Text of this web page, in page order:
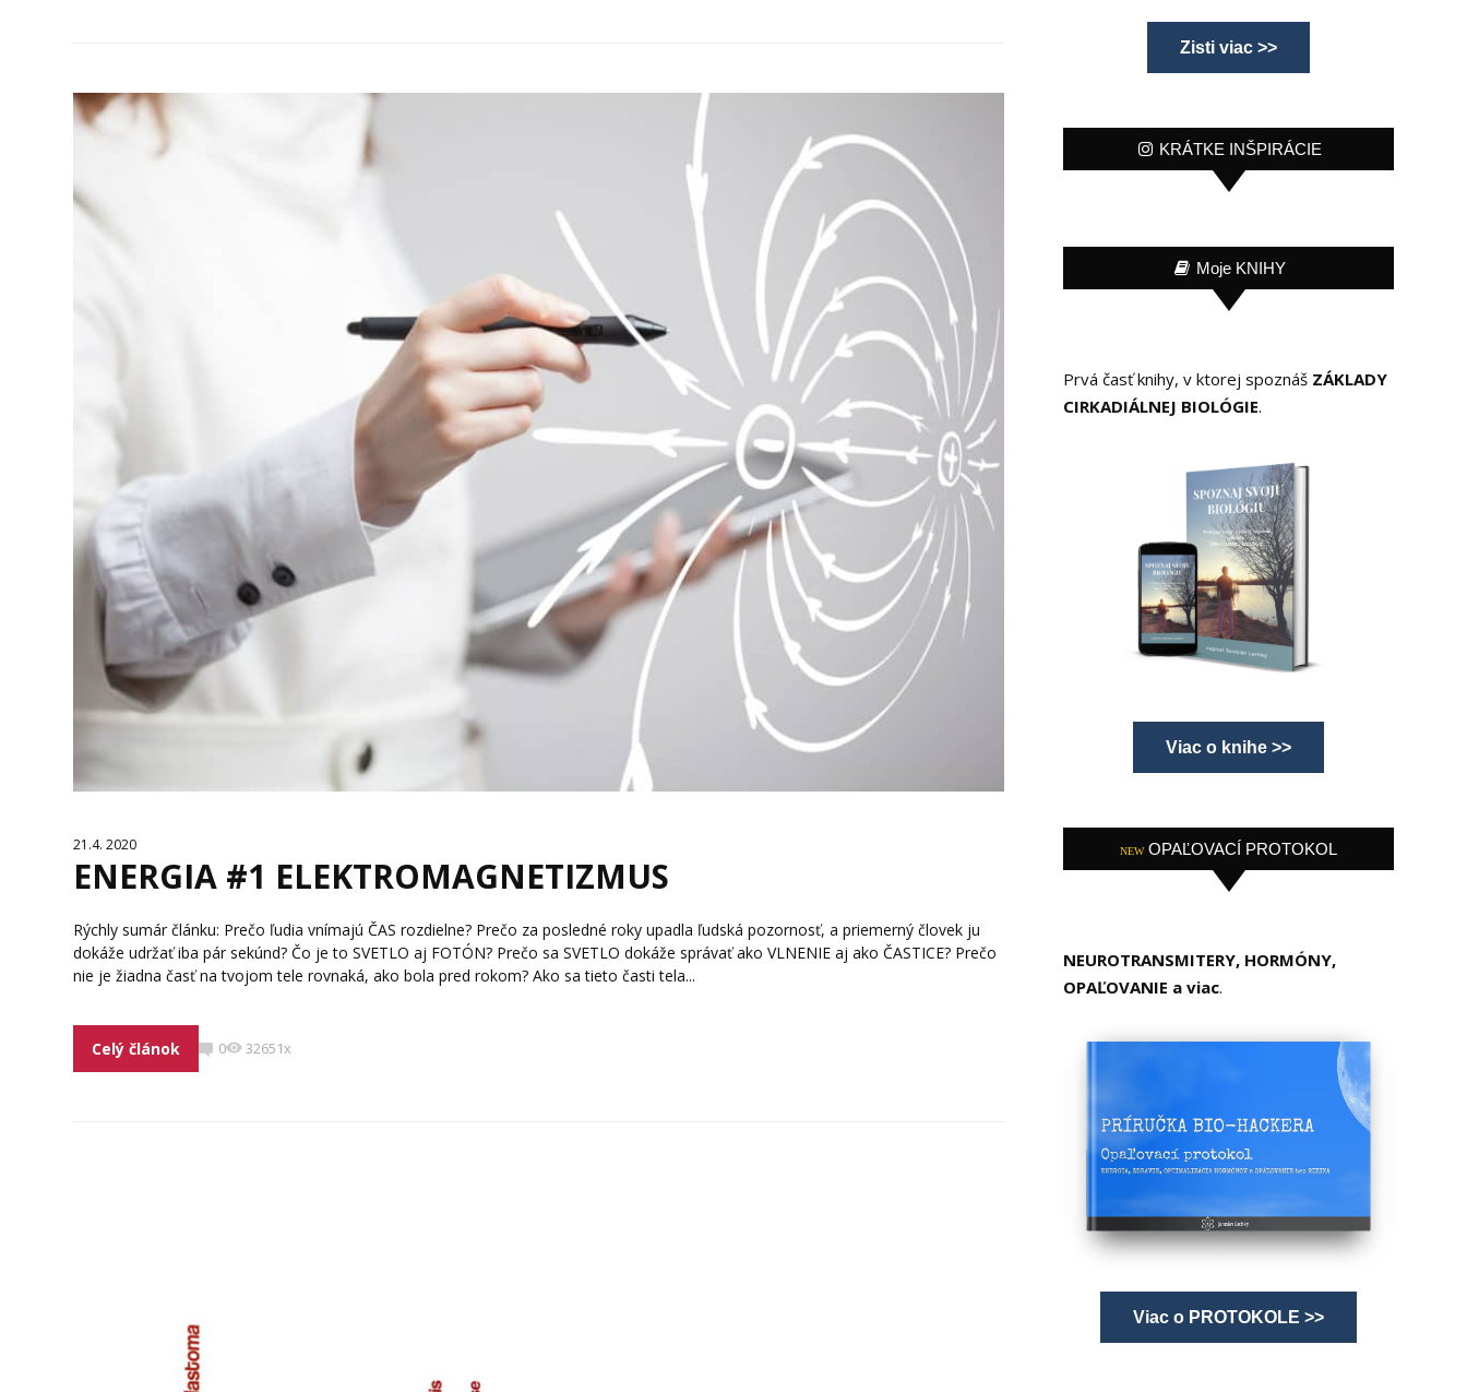
21.4. 2020
ENERGIA #1 ELEKTROMAGNETIZMUS
Rýchly sumár článku: Prečo ľudia vnímajú ČAS rozdielne? Prečo za posledné roky upadla ľudská pozornosť, a priemerný človek ju
dokáže udržať iba pár sekúnd? Čo je to SVETLO aj FOTÓN? Prečo sa SVETLO dokáže správať ako VLNENIE aj ako ČASTICE? Prečo
nie je žiadna časť na tvojom tele rovnaká, ako bola pred rokom? Ako sa tieto časti tela...
Celý článok 0 32651x
Zisti viac >>
KRÁTKE INŠPIRÁCIE
Moje KNIHY
Prvá časť knihy, v ktorej spoznáš ZÁKLADY
CIRKADIÁLNEJ BIOLÓGIE.
Viac o knihe >>
NEW OPAĽOVACÍ PROTOKOL
NEUROTRANSMITERY, HORMÓNY,
OPAĽOVANIE a viac.
Viac o PROTOKOLE >>